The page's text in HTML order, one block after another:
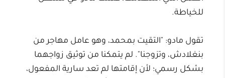
للخياطة.
تقول مادو: "التقيت بمحمد، وهو عامل مهاجر من
بنغلادش، وتزوجنا". لم يتمكنا من توثيق زواجهما
بشكل رسمي؛ لأن إقامتها لم تعد سارية المفعول،